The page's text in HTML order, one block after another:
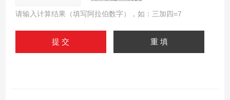
请输入计算结果（填写阿拉伯数字），如：三加四=7